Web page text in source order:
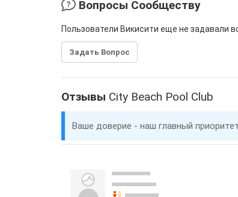
Вопросы Сообществу
Пользователи Викисити еще не задавали
Задать Вопрос
Отзывы City Beach Pool Club
Ваше доверие - наш главный